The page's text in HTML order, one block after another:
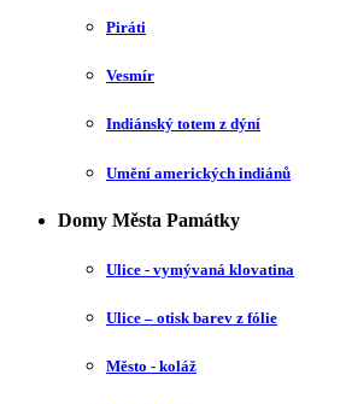
Piráti
Vesmír
Indiánský totem z dýní
Umění amerických indiánů
Domy Města Památky
Ulice - vymývaná klovatina
Ulice – otisk barev z fólie
Město - koláž